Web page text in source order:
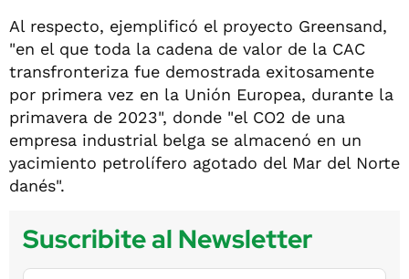
Al respecto, ejemplificó el proyecto Greensand,
"en el que toda la cadena de valor de la CAC
transfronteriza fue demostrada exitosamente
por primera vez en la Unión Europea, durante la
primavera de 2023", donde "el CO2 de una
empresa industrial belga se almacenó en un
yacimiento petrolífero agotado del Mar del Norte
danés".
Suscribite al Newsletter